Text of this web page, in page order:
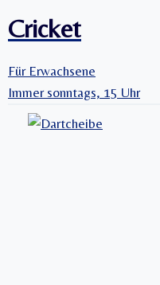
Cricket
Für Erwachsene
Immer sonntags, 15 Uhr